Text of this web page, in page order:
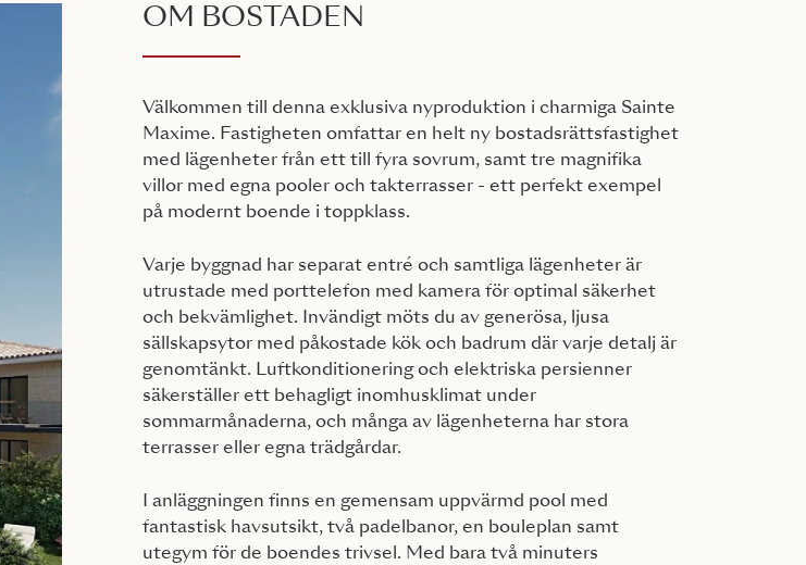
OM BOSTADEN
Välkommen till denna exklusiva nyproduktion i charmiga Sainte
Maxime. Fastigheten omfattar en helt ny bostadsrättsfastighet
med lägenheter från ett till fyra sovrum, samt tre magnifika
villor med egna pooler och takterrasser - ett perfekt exempel
på modernt boende i toppklass.
Varje byggnad har separat entré och samtliga lägenheter är
utrustade med porttelefon med kamera för optimal säkerhet
och bekvämlighet. Invändigt möts du av generösa, ljusa
sällskapsytor med påkostade kök och badrum där varje detalj är
genomtänkt. Luftkonditionering och elektriska persienner
säkerställer ett behagligt inomhusklimat under
sommarmånaderna, och många av lägenheterna har stora
terrasser eller egna trädgårdar.
I anläggningen finns en gemensam uppvärmd pool med
fantastisk havsutsikt, två padelbanor, en bouleplan samt
utegym för de boendes trivsel. Med bara två minuters